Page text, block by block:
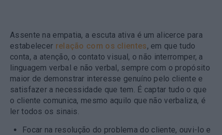
Assente na empatia, a escuta ativa é um alicerce para
estabelecer relação com os clientes, em que tudo
conta, a atenção, o contato visual, o não interromper, a
linguagem verbal e não verbal, sempre com o propósito
maior de demonstrar interesse genuíno pelo cliente e
satisfazer a necessidade que tem. É captar tudo o que
o cliente comunica, mesmo aquilo que não verbaliza, é
ler todos os sinais.
Focar na resolução do problema do cliente, ouvi-lo e